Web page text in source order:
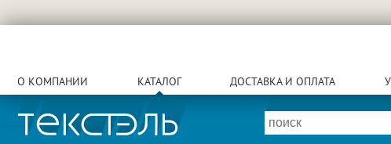
О КОМПАНИИ КАТАЛОГ ДОСТАВКА И ОПЛАТА